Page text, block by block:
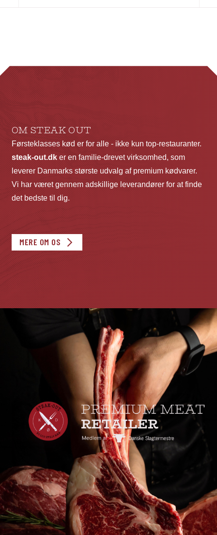
OM STEAK OUT
Førsteklasses kød er for alle - ikke kun top-restauranter.
steak-out.dk er en familie-drevet virksomhed, som
leverer Danmarks største udvalg af premium kødvarer.
Vi har været gennem adskillige leverandører for at finde
det bedste til dig.
MERE OM OS